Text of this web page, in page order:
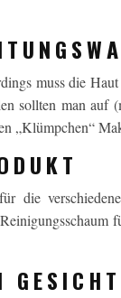
muss die
sollten man auf
„Klümpchen“
die